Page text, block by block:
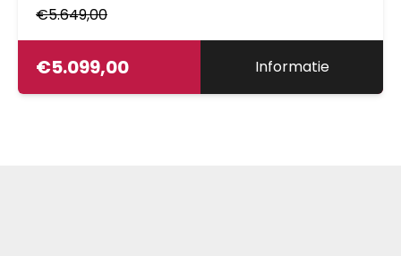
€5.649,00
€5.099,00 Informatie